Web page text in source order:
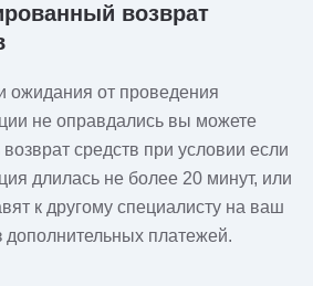
возврат
ожидания от проведения
не оправдались вы можете
возврат средств при условии если
длилась не более 20 минут, или
к другому специалисту на ваш
дополнительных платежей.